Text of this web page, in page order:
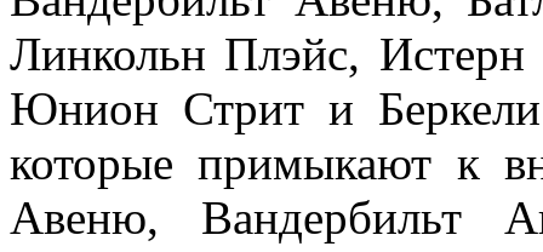
Линкольн Плэйс,
Юнион Стрит и
которые примыкают к
Авеню, Вандербильт